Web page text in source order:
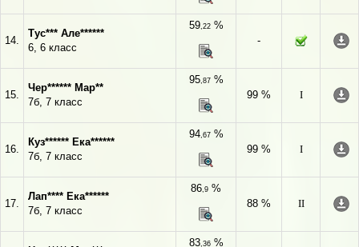
14.
Тус*** Але******
6, 6 класс
59,22%
-
15.
Чер****** Мар**
7б, 7 класс
95,87%
99 %
I
16.
Куз****** Ека******
7б, 7 класс
94,67%
99 %
I
17.
Лап**** Ека******
7б, 7 класс
86,9 %
88 %
II
83,36%